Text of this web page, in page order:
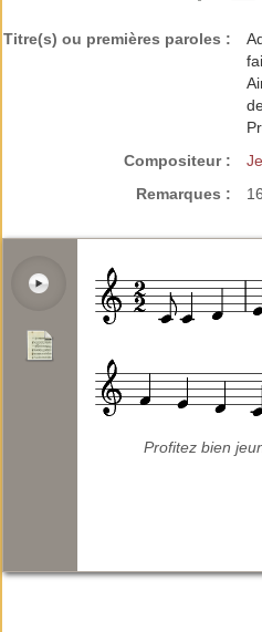
Titre(s) ou premières paroles :
Compositeur :
Remarques :
Profitez bien